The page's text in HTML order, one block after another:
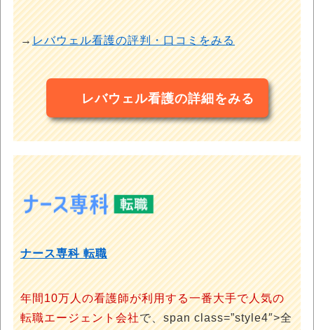
→レバウェル看護の評判・口コミをみる
レバウェル看護の詳細をみる
ナース専科 転職
年間10万人の看護師が利用する一番大手で人気の
転職エージェント会社で、span class=”style4″>全